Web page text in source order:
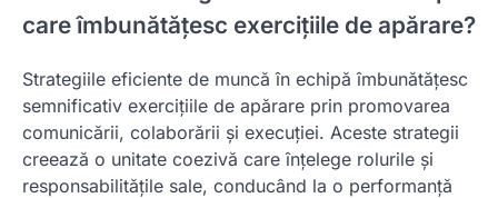
care îmbunătățesc exercițiile de apărare?
Strategiile eficiente de muncă în echipă îmbunătățesc
semnificativ exercițiile de apărare prin promovarea
comunicării, colaborării și execuției. Aceste strategii
creează o unitate coezivă care înțelege rolurile și
responsabilitățile sale, conducând la o performanță